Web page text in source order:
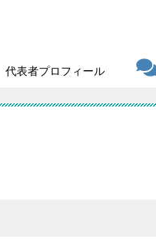
代表者プロフィール